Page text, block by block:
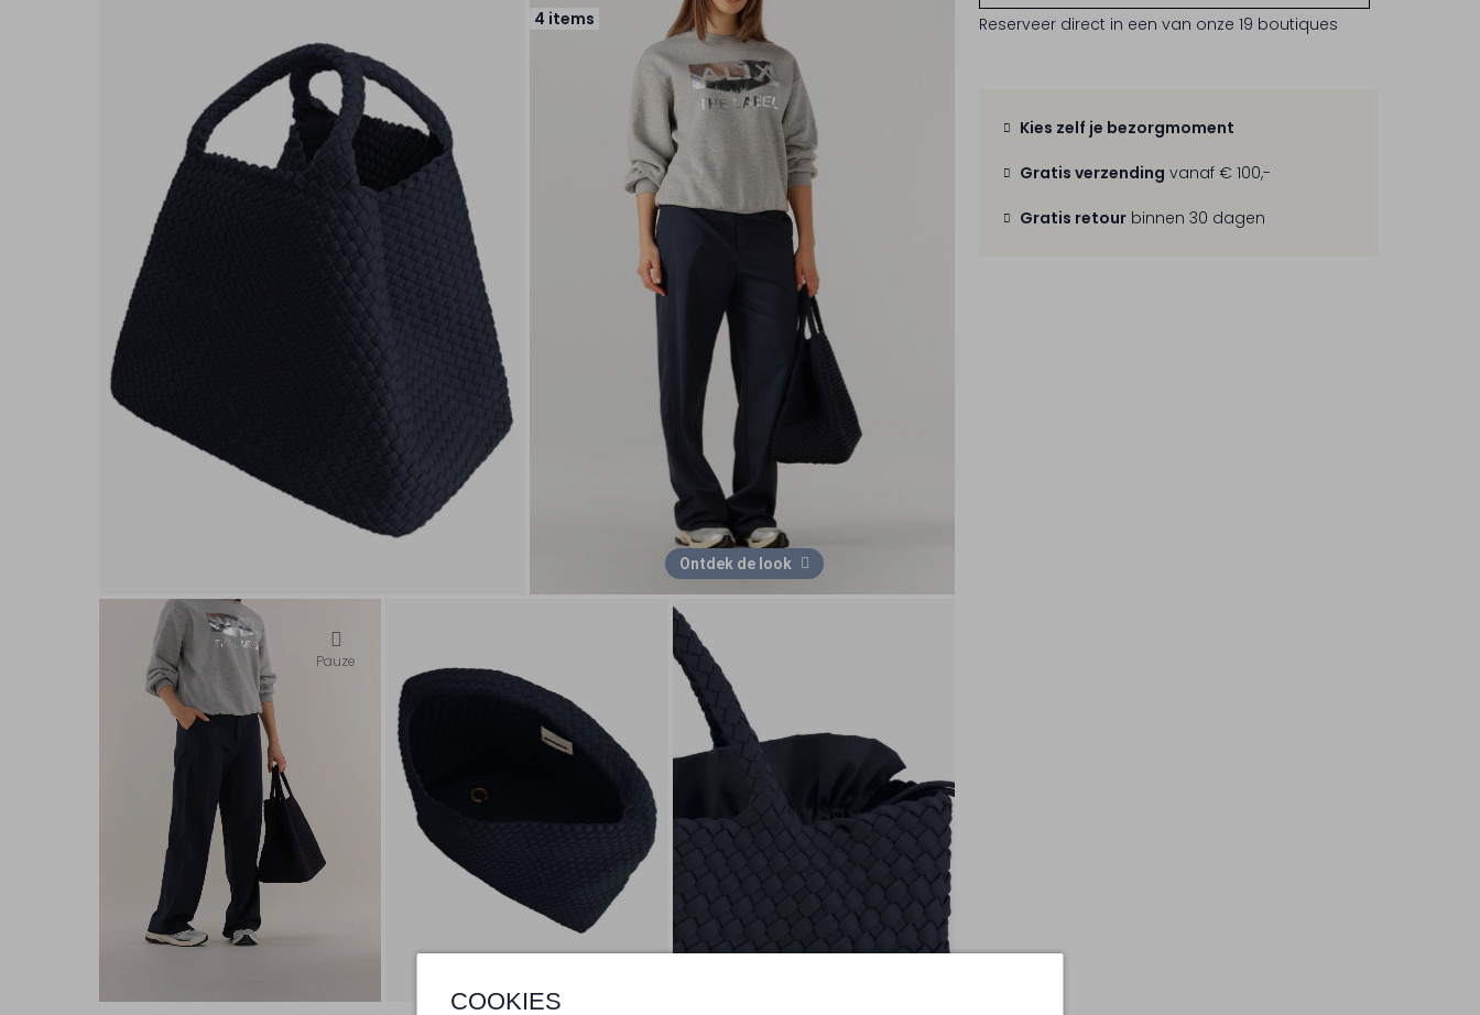
COOKIES
4 items
Ontdek de look
Pauze
Reserveer direct in een van onze 19 boutiques
Kies zelf je bezorgmoment
Gratis verzending vanaf € 100,-
Gratis retour binnen 30 dagen